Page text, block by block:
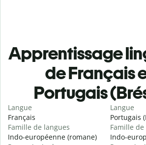
Apprentissage
de Français
Portugais
Langue
Français
Famille de langues
Indo-européenne (romane)
Langue
Portugais
Famille
Indo-